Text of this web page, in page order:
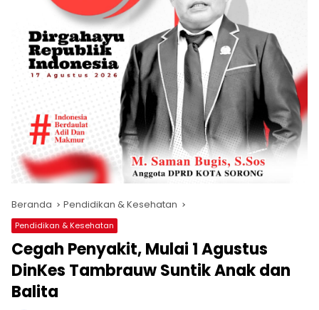
Beranda Pendidikan & Kesehatan
Pendidikan & Kesehatan
Cegah Penyakit, Mulai 1 Agustus
DinKes Tambrauw Suntik Anak dan
Balita